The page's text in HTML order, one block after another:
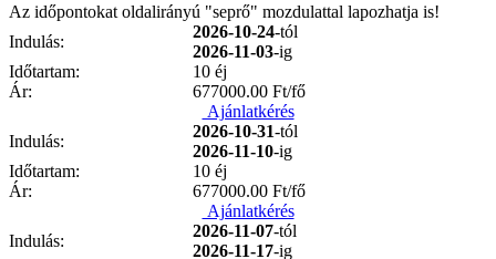
Az időpontokat oldalirányú "seprő" mozdulattal lapozhatja is!
Indulás:
2026-10-24-tól
2026-11-03-ig
Időtartam:
10 éj
Ár:
677000.00 Ft/fő
Ajánlatkérés
Indulás:
2026-10-31-tól
2026-11-10-ig
Időtartam:
10 éj
Ár:
677000.00 Ft/fő
Ajánlatkérés
Indulás:
2026-11-07-tól
2026-11-17-ig